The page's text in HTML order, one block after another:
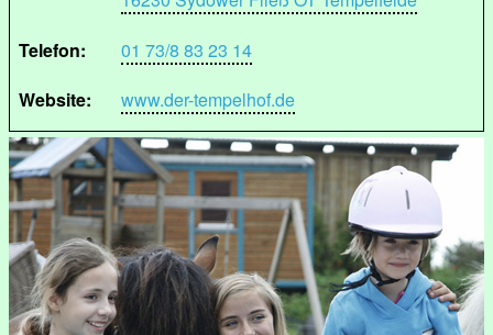
Telefon:
01 73/8 83 23 14
Website:
www.der-tempelhof.de